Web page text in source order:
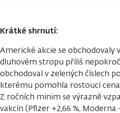
Krátké shrnutí:
Americké akcie se obchodovaly
dluhovém stropu příliš
obchodoval v zelených číslech
kterému pomohla rostoucí
Z ročních minim se výrazně
vakcín (Pfizer +2,66 %, Moderna